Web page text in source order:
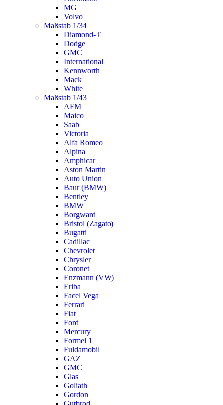
MG
Volvo
Maßstab 1/34
Diamond-T
Dodge
GMC
International
Kennworth
Mack
White
Maßstab 1/43
AFM
Maico
Saab
Victoria
Alfa Romeo
Alpina
Amphicar
Aston Martin
Auto Union
Baur (BMW)
Bentley
BMW
Borgward
Bristol (Zagato)
Bugatti
Cadillac
Chevrolet
Chrysler
Coronet
Enzmann (VW)
Eriba
Facel Vega
Ferrari
Fiat
Ford
Mercury
Formel 1
Fuldamobil
GAZ
GMC
Glas
Goliath
Gordon
Gutbrod